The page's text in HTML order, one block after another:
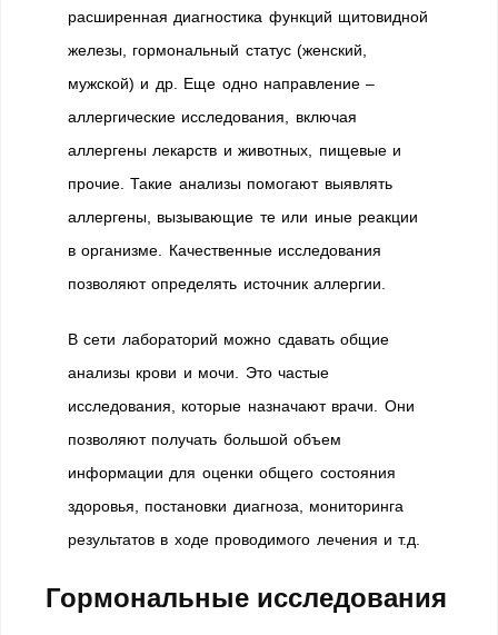
расширенная диагностика функций щитовидной
железы, гормональный статус (женский,
мужской) и др. Еще одно направление –
аллергические исследования, включая
аллергены лекарств и животных, пищевые и
прочие. Такие анализы помогают выявлять
аллергены, вызывающие те или иные реакции
в организме. Качественные исследования
позволяют определять источник аллергии.
В сети лабораторий можно сдавать общие
анализы крови и мочи. Это частые
исследования, которые назначают врачи. Они
позволяют получать большой объем
информации для оценки общего состояния
здоровья, постановки диагноза, мониторинга
результатов в ходе проводимого лечения и т.д.
Гормональные исследования